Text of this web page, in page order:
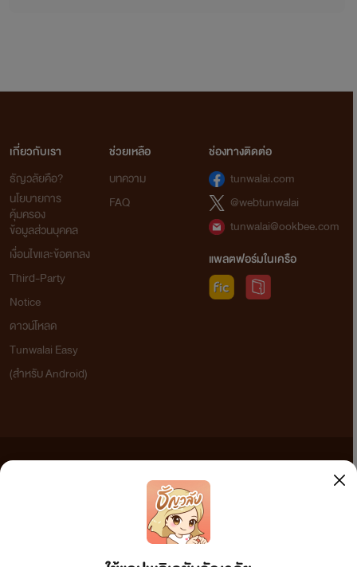
เกี่ยวกับเรา
ธัญวลัยคือ?
นโยบายการ
คุ้มครอง
ข้อมูลส่วนบุคคล
เงื่อนไขและข้อตกลง
Third-Party
Notice
ดาวน์โหลด
Tunwalai Easy
(สำหรับ Android)
ช่วยเหลือ
บทความ
FAQ
ช่องทางติดต่อ
tunwalai.com
@webtunwalai
tunwalai@ookbee.com
แพลตฟอร์มในเครือ
เว็บไซต์แห่งนี้ไม่ได้เห็นด้วยและไม่ขอรับผิดชอบต่อข้อความใดๆ ทั้งสิ้น ดังนั้นผู้อ่านทุกท่านโปรดใช้
วิจารณญาณในการกลั่นกรองด้วยตนเอง และหากท่านพบข้อความใดๆ ที่ขัดต่อกฎหมายและศีลธรรม
กรุณาแจ้งมาที่ tunwalai@ookbee.com เพื่อทีมงานจะได้ดำเนินการในทันที ทั้งนี้ ทางเว็บไซต์ขอสงวน
ลิขสิทธิ์ตามพระราชบัญญัติลิขสิทธิ์ (ฉบับเพิ่มเติม) พ.ศ.2558